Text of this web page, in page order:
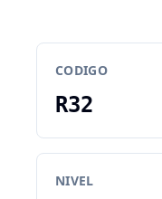
CODIGO
R32
NIVEL